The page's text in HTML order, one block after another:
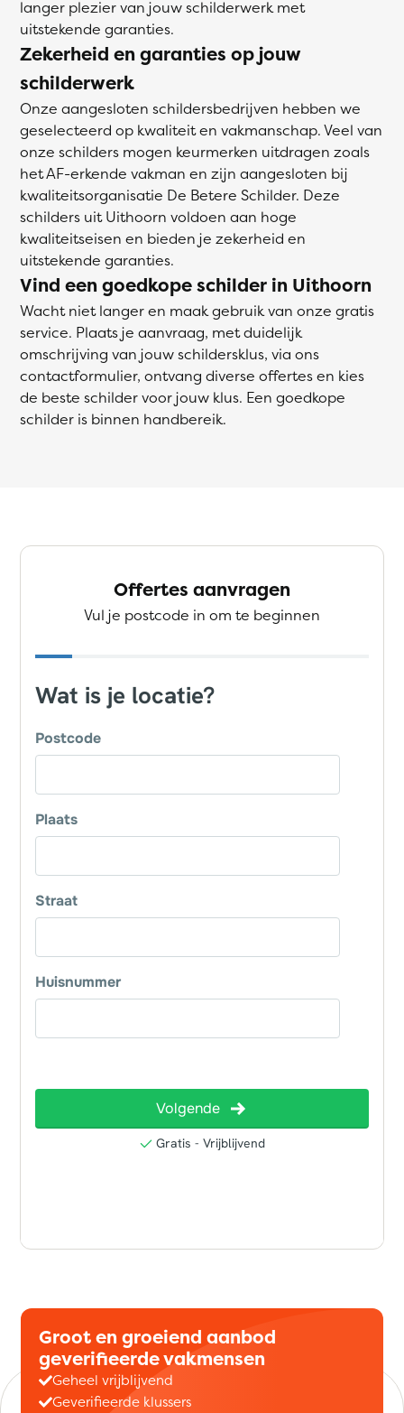
langer plezier van jouw schilderwerk met
uitstekende garanties.
Zekerheid en garanties op jouw
schilderwerk
Onze aangesloten schildersbedrijven hebben we
geselecteerd op kwaliteit en vakmanschap. Veel van
onze schilders mogen keurmerken uitdragen zoals
het AF-erkende vakman en zijn aangesloten bij
kwaliteitsorganisatie De Betere Schilder. Deze
schilders uit Uithoorn voldoen aan hoge
kwaliteitseisen en bieden je zekerheid en
uitstekende garanties.
Vind een goedkope schilder in Uithoorn
Wacht niet langer en maak gebruik van onze gratis
service. Plaats je aanvraag, met duidelijk
omschrijving van jouw schildersklus, via ons
contactformulier, ontvang diverse offertes en kies
de beste schilder voor jouw klus. Een goedkope
schilder is binnen handbereik.
Offertes aanvragen
Vul je postcode in om te beginnen
Groot en groeiend aanbod
geverifieerde vakmensen
Geheel vrijblijvend
Geverifieerde klussers